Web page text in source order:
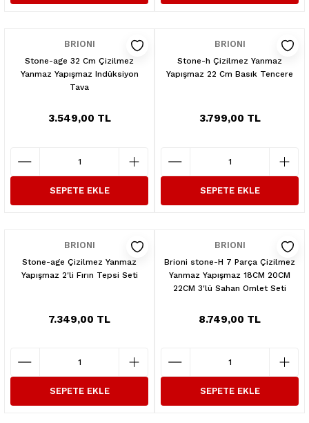
BRIONI
Stone-age 32 Cm Çizilmez
Yanmaz Yapışmaz Indüksiyon
Tava
3.549,00 TL
SEPETE EKLE
BRIONI
Stone-h Çizilmez Yanmaz
Yapışmaz 22 Cm Basık Tencere
3.799,00 TL
SEPETE EKLE
BRIONI
Stone-age Çizilmez Yanmaz
Yapışmaz 2'li Fırın Tepsi Seti
7.349,00 TL
SEPETE EKLE
BRIONI
Brioni stone-H 7 Parça Çizilmez
Yanmaz Yapışmaz 18CM 20CM
22CM 3'lü Sahan Omlet Seti
8.749,00 TL
SEPETE EKLE